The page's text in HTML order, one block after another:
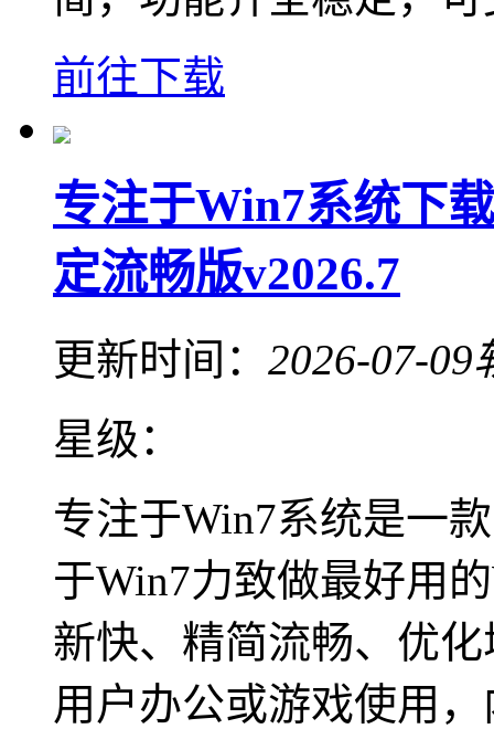
前往下载
专注于Win7系统下
定流畅版v2026.7
更新时间： 2026-07-09
星级：
专注于Win7系统是一
于Win7力致做最好用
新快、精简流畅、优
用户办公或游戏使用